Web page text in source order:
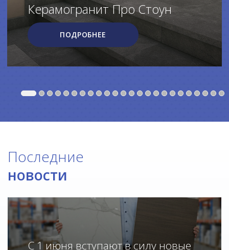
Керамогранит Про Стоун
ПОДРОБНЕЕ
Последние
новости
С 1 июня вступают в силу новые